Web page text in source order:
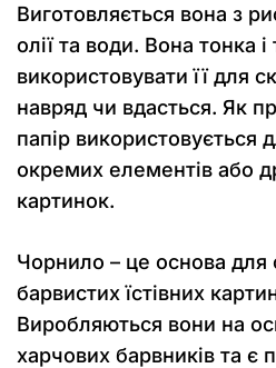
Виготовляється вона з
олії та води. Вона тонка
використовувати її для
навряд чи вдасться. Як
папір використовується
окремих елементів або
картинок.
Чорнило – це основа для
барвистих їстівних
Виробляються вони на
харчових барвників та є